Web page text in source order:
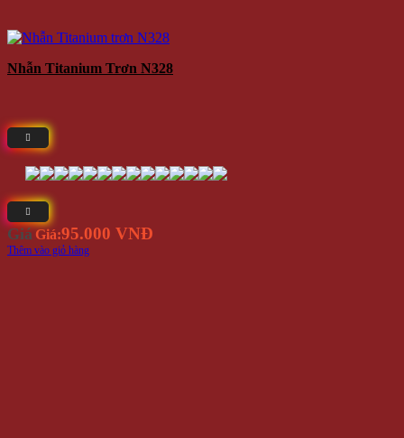
Nhẫn Titanium Trơn N328
Giá Giá:95.000 VNĐ
Thêm vào giỏ hàng